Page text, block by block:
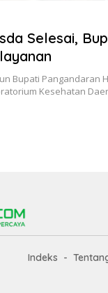
Selesai,
Bupati Pangandaran
Kesehatan
Indeks